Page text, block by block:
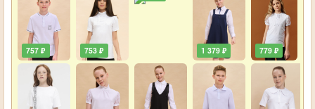
757 ₽ 753 ₽ 1 379 ₽ 779 ₽